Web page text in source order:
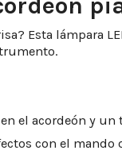
Esta lámpara
el acordeón y un
con el